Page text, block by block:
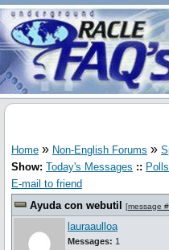
Home » Non-English Forums »
Show: Today's Messages :: Polls
E-mail to friend
Ayuda con webutil
[message
lauraaulloa
Messages: 1